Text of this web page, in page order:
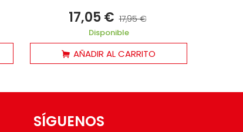
17,05 € 17,95 €
Disponible
AÑADIR AL CARRITO
SÍGUENOS